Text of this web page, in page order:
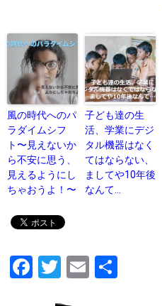
風の時代へのパ
ラダイムシフ
ト〜見えないか
ら不安に思う、
見えるようにし
ちゃおうよ！〜
子ども達の生
活、学業にデジ
タル機器はなく
てはならない、
ましてや10年後
なんて…
F
T
E